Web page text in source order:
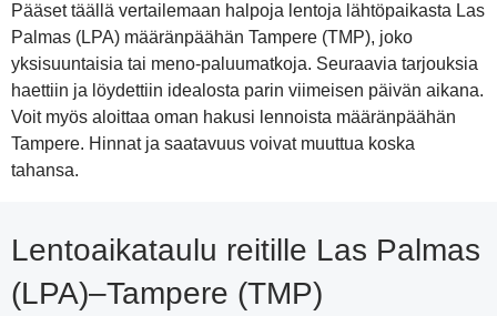
Pääset täällä vertailemaan halpoja lentoja lähtöpaikasta Las
Palmas (LPA) määränpäähän Tampere (TMP), joko
yksisuuntaisia tai meno-paluumatkoja. Seuraavia tarjouksia
haettiin ja löydettiin idealosta parin viimeisen päivän aikana.
Voit myös aloittaa oman hakusi lennoista määränpäähän
Tampere. Hinnat ja saatavuus voivat muuttua koska
tahansa.
Lentoaikataulu reitille Las Palmas
(LPA)–Tampere (TMP)